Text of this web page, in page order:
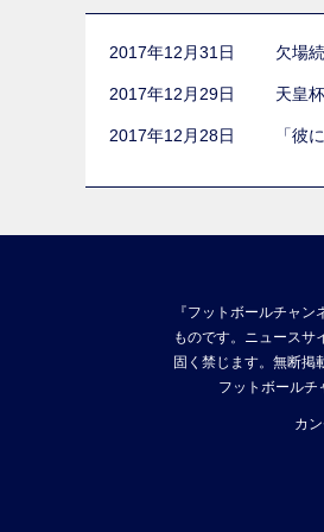
2017年12月31日 欠場
2017年12月29日 天皇
2017年12月28日 「彼
『フットボールチャ
ものです。ニュースサ
固く禁じます。無断掲
フットボールチ
カ